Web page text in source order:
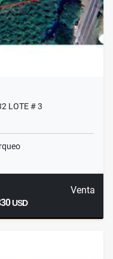
LOTE # 3
Venta
USD